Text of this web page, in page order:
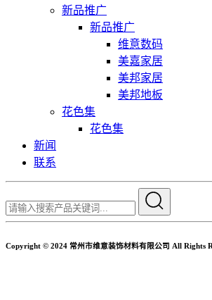
新品推广
新品推广
维意数码
美嘉家居
美邦家居
美邦地板
花色集
花色集
新闻
联系
Copyright © 2024 常州市维意装饰材料有限公司 All Rights